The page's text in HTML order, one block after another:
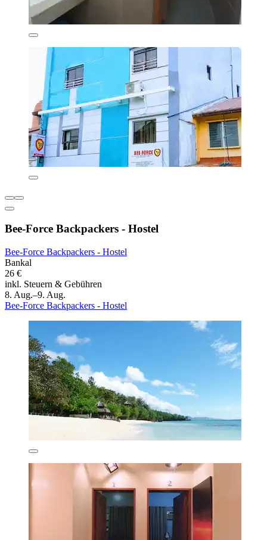
Bee-Force Backpackers - Hostel
Bee-Force Backpackers - Hostel
Bankal
26 €
inkl. Steuern & Gebühren
8. Aug.–9. Aug.
Bee-Force Backpackers - Hostel